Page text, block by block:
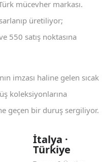
mücevher markası.
üretiliyor;
550 satış noktasına
imzası haline gelen sıcak
koleksiyonlarına
geçen bir duruş sergiliyor.
İtalya ·
Türkiye